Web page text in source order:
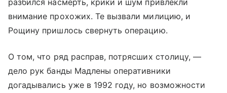
внимание прохожих. Те вызвали милицию, и
Рощину пришлось свернуть операцию.
О том, что ряд расправ, потрясших столицу, —
дело рук банды Мадлены оперативники
догадывались уже в 1992 году, но возможности